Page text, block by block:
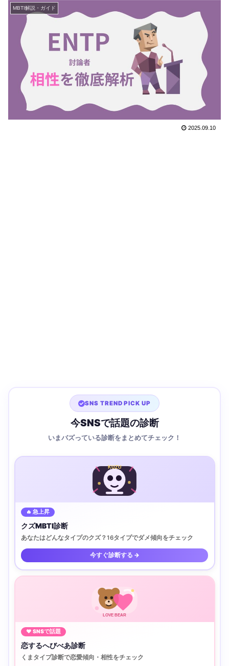
MBTI解説・ガイド
2025.09.10
SNS TREND PICK UP
今SNSで話題の診断
いまバズっている診断をまとめてチェック！
KUZU
🔥 急上昇
クズMBTI診断
あなたはどんなタイプのクズ？16タイプでダメ傾向をチェック
今すぐ診断する →
LOVE BEAR
♥ SNSで話題
恋するへびべあ診断
くまタイプ診断で恋愛傾向・相性をチェック